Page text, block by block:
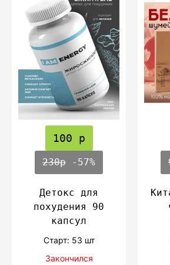
100 р
230р -57%
Детокс для
похудения 90
капсул
Cтарт: 53 шт
Закончился